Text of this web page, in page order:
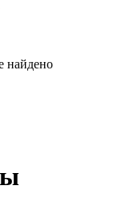
найдено